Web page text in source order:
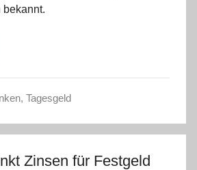
bekannt.
, Tagesgeld
Zinsen für Festgeld